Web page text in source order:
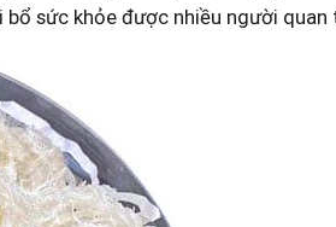
sức khỏe được nhiều người quan